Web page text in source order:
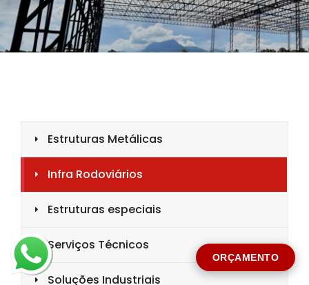
ORÇAMENTO
MENSAGEM *